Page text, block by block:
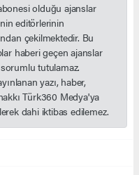
olduğu ajanslar
editörlerinin
çekilmektedir. Bu
haberi geçen ajanslar
tutulamaz.
yazı, haber,
Türk360 Medya'ya
dahi iktibas edilemez.